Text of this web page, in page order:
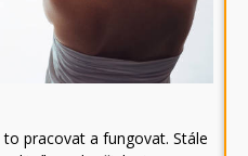
pracovat a fungovat. Stále